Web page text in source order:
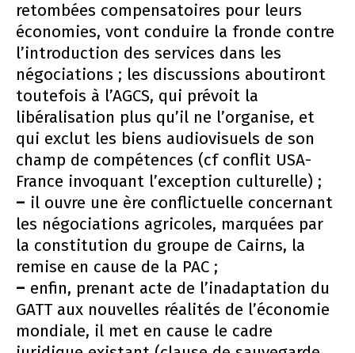
retombées compensatoires pour leurs
économies, vont conduire la fronde contre
l’introduction des services dans les
négociations ; les discussions aboutiront
toutefois à l’AGCS, qui prévoit la
libéralisation plus qu’il ne l’organise, et
qui exclut les biens audiovisuels de son
champ de compétences (cf conflit USA-
France invoquant l’exception culturelle) ;
– il ouvre une ère conflictuelle concernant
les négociations agricoles, marquées par
la constitution du groupe de Cairns, la
remise en cause de la PAC ;
– enfin, prenant acte de l’inadaptation du
GATT aux nouvelles réalités de l’économie
mondiale, il met en cause le cadre